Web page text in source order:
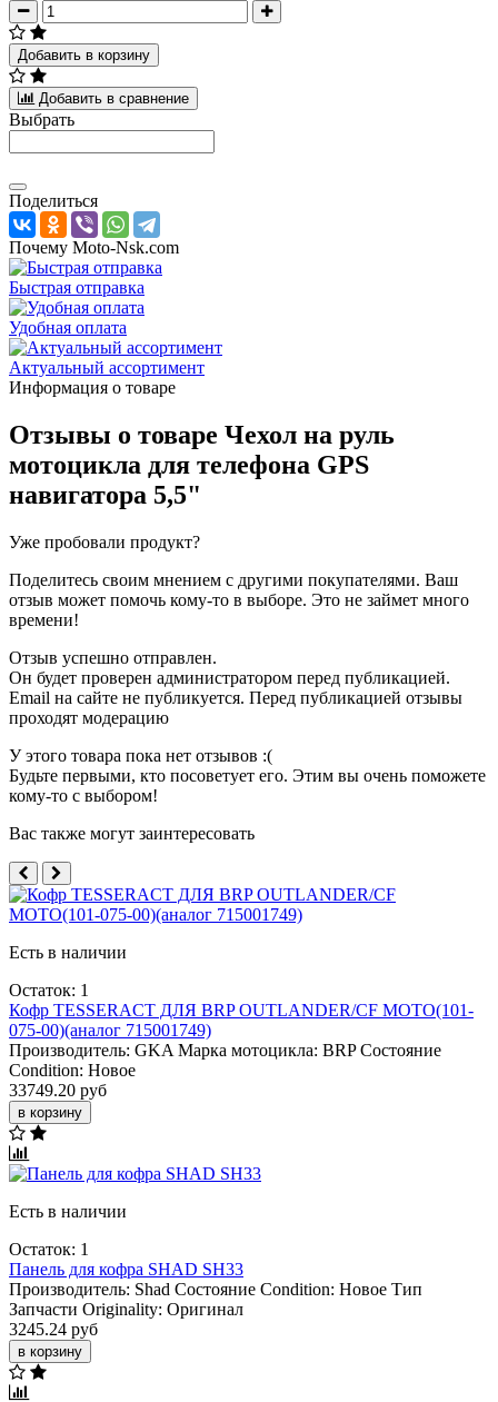
Добавить в корзину
Добавить в сравнение
Выбрать
Поделиться
Почему Moto-Nsk.com
Быстрая отправка
Удобная оплата
Актуальный ассортимент
Информация о товаре
Отзывы о товаре Чехол на руль
мотоцикла для телефона GPS
навигатора 5,5"
Уже пробовали продукт?
Поделитесь своим мнением с другими покупателями. Ваш
отзыв может помочь кому-то в выборе. Это не займет много
времени!
Отзыв успешно отправлен.
Он будет проверен администратором перед публикацией.
Email на сайте не публикуется. Перед публикацией отзывы
проходят модерацию
У этого товара пока нет отзывов :(
Будьте первыми, кто посоветует его. Этим вы очень поможете
кому-то с выбором!
Вас также могут заинтересовать
Есть в наличии
Остаток: 1
Кофр TESSERACT ДЛЯ BRP OUTLANDER/CF MOTO(101-
075-00)(аналог 715001749)
Производитель: GKA Марка мотоцикла: BRP Состояние
Condition: Новое
33749.20 руб
в корзину
Есть в наличии
Остаток: 1
Панель для кофра SHAD SH33
Производитель: Shad Состояние Condition: Новое Тип
Запчасти Originality: Оригинал
3245.24 руб
в корзину